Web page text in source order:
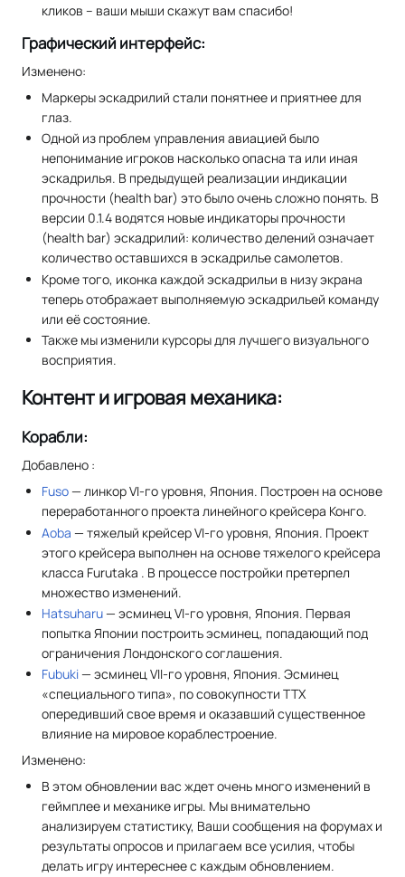
кликов – ваши мыши скажут вам спасибо!
Графический интерфейс:
Изменено:
Маркеры эскадрилий стали понятнее и приятнее для
глаз.
Одной из проблем управления авиацией было
непонимание игроков насколько опасна та или иная
эскадрилья. В предыдущей реализации индикации
прочности (health bar) это было очень сложно понять. В
версии 0.1.4 водятся новые индикаторы прочности
(health bar) эскадрилий: количество делений означает
количество оставшихся в эскадрилье самолетов.
Кроме того, иконка каждой эскадрильи в низу экрана
теперь отображает выполняемую эскадрильей команду
или её состояние.
Также мы изменили курсоры для лучшего визуального
восприятия.
Контент и игровая механика:
Корабли:
Добавлено :
Fuso— линкор VI-го уровня, Япония. Построен на основе
переработанного проекта линейного крейсера Конго.
Aoba — тяжелый крейсер VI-го уровня, Япония. Проект
этого крейсера выполнен на основе тяжелого крейсера
класса Furutaka . В процессе постройки претерпел
множество изменений.
Hatsuharu— эсминец VI-го уровня, Япония. Первая
попытка Японии построить эсминец, попадающий под
ограничения Лондонского соглашения.
Fubuki— эсминец VII-го уровня, Япония. Эсминец
«специального типа», по совокупности ТТХ
опередивший свое время и оказавший существенное
влияние на мировое кораблестроение.
Изменено:
В этом обновлении вас ждет очень много изменений в
геймплее и механике игры. Мы внимательно
анализируем статистику, Ваши сообщения на форумах и
результаты опросов и прилагаем все усилия, чтобы
делать игру интереснее с каждым обновлением.